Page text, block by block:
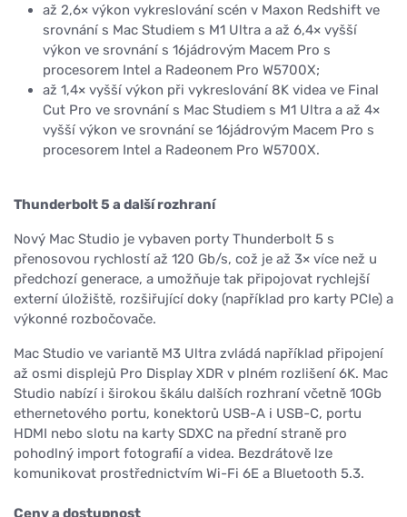
až 2,6× výkon vykreslování scén v Maxon Redshift ve
srovnání s Mac Studiem s M1 Ultra a až 6,4× vyšší
výkon ve srovnání s 16jádrovým Macem Pro s
procesorem Intel a Radeonem Pro W5700X;
až 1,4× vyšší výkon při vykreslování 8K videa ve Final
Cut Pro ve srovnání s Mac Studiem s M1 Ultra a až 4×
vyšší výkon ve srovnání se 16jádrovým Macem Pro s
procesorem Intel a Radeonem Pro W5700X.
Thunderbolt 5 a další rozhraní
Nový Mac Studio je vybaven porty Thunderbolt 5 s
přenosovou rychlostí až 120 Gb/s, což je až 3× více než u
předchozí generace, a umožňuje tak připojovat rychlejší
externí úložiště, rozšiřující doky (například pro karty PCIe) a
výkonné rozbočovače.
Mac Studio ve variantě M3 Ultra zvládá například připojení
až osmi displejů Pro Display XDR v plném rozlišení 6K. Mac
Studio nabízí i širokou škálu dalších rozhraní včetně 10Gb
ethernetového portu, konektorů USB-A i USB-C, portu
HDMI nebo slotu na karty SDXC na přední straně pro
pohodlný import fotografií a videa. Bezdrátově lze
komunikovat prostřednictvím Wi-Fi 6E a Bluetooth 5.3.